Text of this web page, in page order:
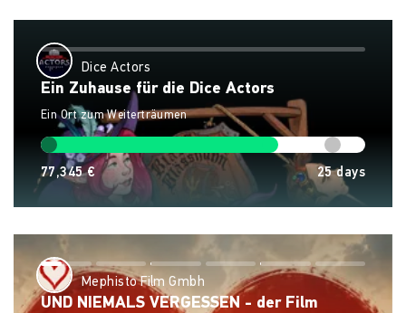
Dice Actors
Ein Zuhause für die Dice Actors
Ein Ort zum Weiterträumen
77,345 € 25days
Mephisto Film Gmbh
UND NIEMALS VERGESSEN - der Film